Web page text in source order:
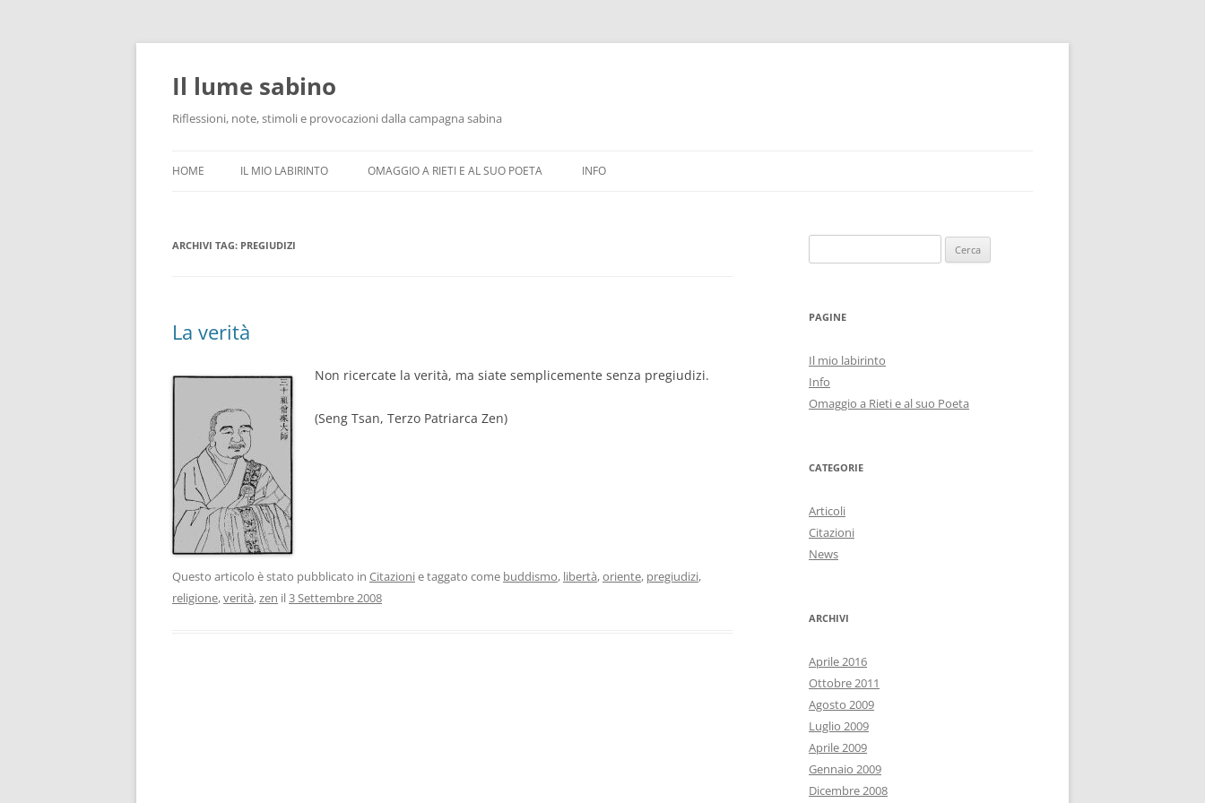
Vai
contenuto
Il lume sabino
Riflessioni, note, stimoli e provocazioni dalla campagna sabina
HOME IL MIO LABIRINTO OMAGGIO A RIETI E AL SUO POETA INFO
ARCHIVI TAG: PREGIUDIZI
La verità
Non ricercate la verità, ma siate semplicemente senza pregiudizi.
(Seng Tsan, Terzo Patriarca Zen)
Questo articolo è stato pubblicato in Citazionie taggato come buddismo, libertà,oriente, pregiudizi,
religione,verità,zen il3 Settembre 2008
per:
PAGINE
Il mio labirinto
Info
Omaggio a Rieti e al suo Poeta
CATEGORIE
Articoli
Citazioni
News
ARCHIVI
Aprile 2016
Ottobre 2011
Agosto 2009
Luglio 2009
Aprile 2009
Gennaio 2009
Dicembre 2008